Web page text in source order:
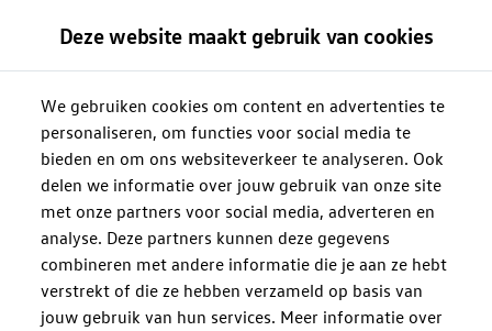
Deze website maakt gebruik van cookies
We gebruiken cookies om content en advertenties te
personaliseren, om functies voor social media te
bieden en om ons websiteverkeer te analyseren. Ook
delen we informatie over jouw gebruik van onze site
met onze partners voor social media, adverteren en
analyse. Deze partners kunnen deze gegevens
combineren met andere informatie die je aan ze hebt
verstrekt of die ze hebben verzameld op basis van
jouw gebruik van hun services. Meer informatie over